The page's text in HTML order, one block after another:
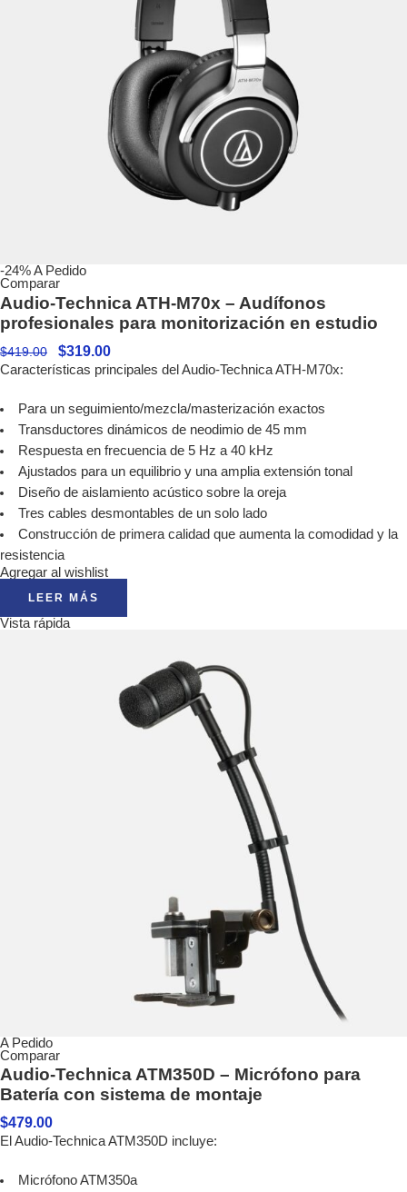
-24%A Pedido
Comparar
Audio-Technica ATH-M70x – Audífonos
profesionales para monitorización en estudio
$419.00 $319.00
Características principales del Audio-Technica ATH-M70x:
Para un seguimiento/mezcla/masterización exactos
Transductores dinámicos de neodimio de 45 mm
Respuesta en frecuencia de 5 Hz a 40 kHz
Ajustados para un equilibrio y una amplia extensión tonal
Diseño de aislamiento acústico sobre la oreja
Tres cables desmontables de un solo lado
Construcción de primera calidad que aumenta la comodidad y la
resistencia
Agregar al wishlist
LEER MÁS
Vista rápida
A Pedido
Comparar
Audio-Technica ATM350D – Micrófono para
Batería con sistema de montaje
$479.00
El Audio-Technica ATM350D incluye:
Micrófono ATM350a